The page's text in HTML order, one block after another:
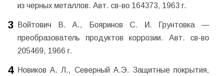
из черных металлов. Авт. св-во 164373, 1963 г.
Войтович В. А., Бояринов С. И. Грунтовка —
преобразователь продуктов коррозии. Авт. св-во
205469, 1966 г.
Новиков А. Л., Северный А.Э. Защитные покрытия,